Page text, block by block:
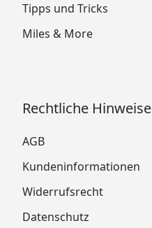
Tipps und Tricks
Miles & More
Rechtliche Hinweise
AGB
Kundeninformationen
Widerrufsrecht
Datenschutz